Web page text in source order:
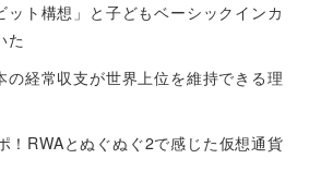
ット構想」と子どもベーシックインカ
た
の経常収支が世界上位を維持できる理
！RWAとぬぐぬぐ2で感じた仮想通貨